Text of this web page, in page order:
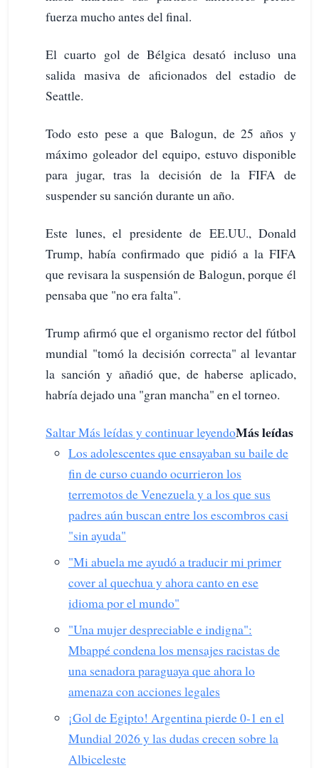
fuerza mucho antes del final.
El cuarto gol de Bélgica desató incluso una
salida masiva de aficionados del estadio de
Seattle.
Todo esto pese a que Balogun, de 25 años y
máximo goleador del equipo, estuvo disponible
para jugar, tras la decisión de la FIFA de
suspender su sanción durante un año.
Este lunes, el presidente de EE.UU., Donald
Trump, había confirmado que pidió a la FIFA
que revisara la suspensión de Balogun, porque él
pensaba que "no era falta".
Trump afirmó que el organismo rector del fútbol
mundial "tomó la decisión correcta" al levantar
la sanción y añadió que, de haberse aplicado,
habría dejado una "gran mancha" en el torneo.
Saltar Más leídas y continuar leyendoMás leídas
Los adolescentes que ensayaban su baile de
fin de curso cuando ocurrieron los
terremotos de Venezuela y a los que sus
padres aún buscan entre los escombros casi
"sin ayuda"
"Mi abuela me ayudó a traducir mi primer
cover al quechua y ahora canto en ese
idioma por el mundo"
"Una mujer despreciable e indigna":
Mbappé condena los mensajes racistas de
una senadora paraguaya que ahora lo
amenaza con acciones legales
¡Gol de Egipto! Argentina pierde 0-1 en el
Mundial 2026 y las dudas crecen sobre la
Albiceleste